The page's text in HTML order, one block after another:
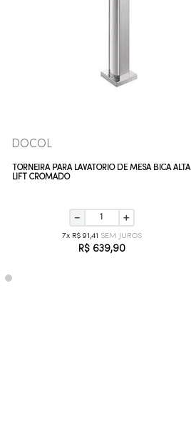
DOCOL
TORNEIRA PARA LAVATÓRIO DE MESA BICA ALTA
LIFT CROMADO
＋
－
7 R$ 91 ,41
R$ 639,90